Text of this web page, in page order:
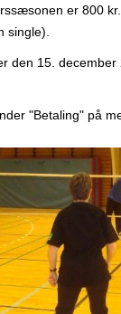
er 800
single).
den 15. december
"Betaling" på